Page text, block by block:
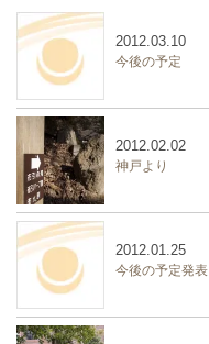
今後の予定
2012.03.10
神戸より
2012.02.02
今後の予定発表
2012.01.25